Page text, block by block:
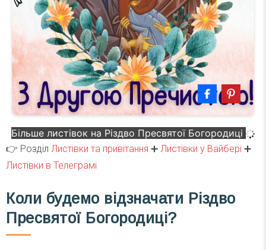
Більше листівок на Різдво Пресвятої Богородиці
👉 Розділ Листівки та привітання ➕ Листівки у Вайбері ➕
Листівки в Телеграмі
Коли будемо відзначати Різдво
Пресвятої Богородиці?